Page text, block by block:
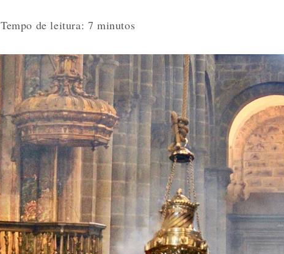
Tempo de leitura: 7 minutos